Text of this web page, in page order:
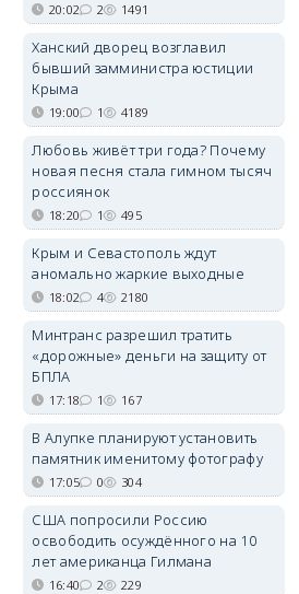
20:02 2 1491
Ханский дворец возглавил
бывший замминистра юстиции
Крыма
19:00 1 4189
Любовь живёт три года? Почему
новая песня стала гимном тысяч
россиянок
18:20 1 495
Крым и Севастополь ждут
аномально жаркие выходные
18:02 4 2180
Минтранс разрешил тратить
«дорожные» деньги на защиту от
БПЛА
17:18 1 167
В Алупке планируют установить
памятник именитому фотографу
17:05 0 304
США попросили Россию
освободить осуждённого на 10
лет американца Гилмана
16:40 2 229